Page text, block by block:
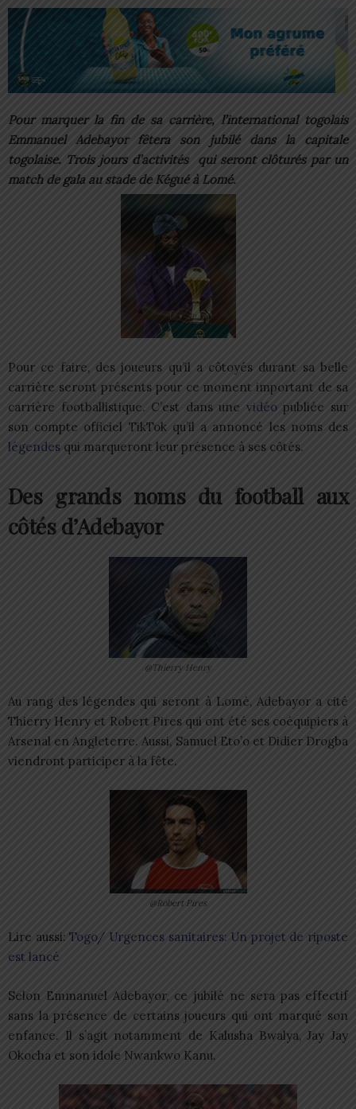
Pour marquer la fin de sa carrière, l’international togolais
Emmanuel Adebayor fêtera son jubilé dans la capitale
togolaise. Trois jours d’activités qui seront clôturés par un
match de gala au stade de Kégué à Lomé.
Pour ce faire, des joueurs qu’il a côtoyés durant sa belle
carrière seront présents pour ce moment important de sa
carrière footballistique. C’est dans une vidéopubliée sur
son compte officiel TikTok qu’il a annoncé les noms des
légendes qui marqueront leur présence à ses côtés.
Des grands noms du football aux
côtés d’Adebayor
@Thierry Henry
Au rang des légendes qui seront à Lomé, Adebayor a cité
Thierry Henry et Robert Pires qui ont été ses coéquipiers à
Arsenal en Angleterre. Aussi, Samuel Eto’o et Didier Drogba
viendront participer à la fête.
@Robert Pires
Lire aussi:Togo/ Urgences sanitaires: Un projet de riposte
est lancé
Selon Emmanuel Adebayor, ce jubilé ne sera pas effectif
sans la présence de certains joueurs qui ont marqué son
enfance. Il s’agit notamment de Kalusha Bwalya, Jay Jay
Okocha et son idole Nwankwo Kanu.